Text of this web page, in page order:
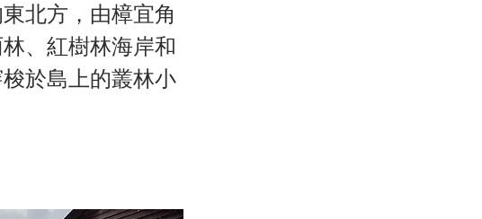
北方，由樟宜角
、紅樹林海岸和
於島上的叢林小